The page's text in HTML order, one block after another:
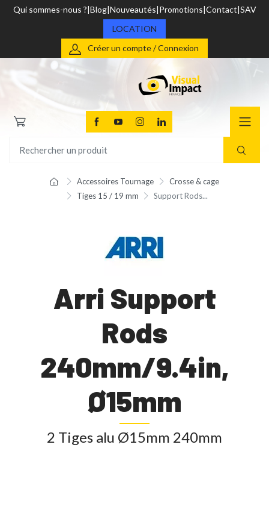
Qui sommes-nous ? Blog Nouveautés Promotions Contact SAV
LOCATION
Créer un compte / Connexion
Accessoires Tournage
Crosse & cage
Tiges 15 / 19 mm
Support Rods...
Arri Support
Rods
240mm/9.4in,
Ø15mm
2 Tiges alu Ø15mm 240mm